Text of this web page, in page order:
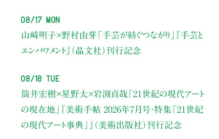
08/17 Mon
山崎明子×野村由芽 「手芸が紡ぐつながり」
『手芸と
エンパワメント』（晶文社）刊行記念
08/18 Tue
筒井宏樹×星野太×岩渕貞哉 「21世紀の現代アート
の現在地」
『美術手帖 2026年7月号・特集「21世紀
の現代アート事典」』（美術出版社）刊行記念